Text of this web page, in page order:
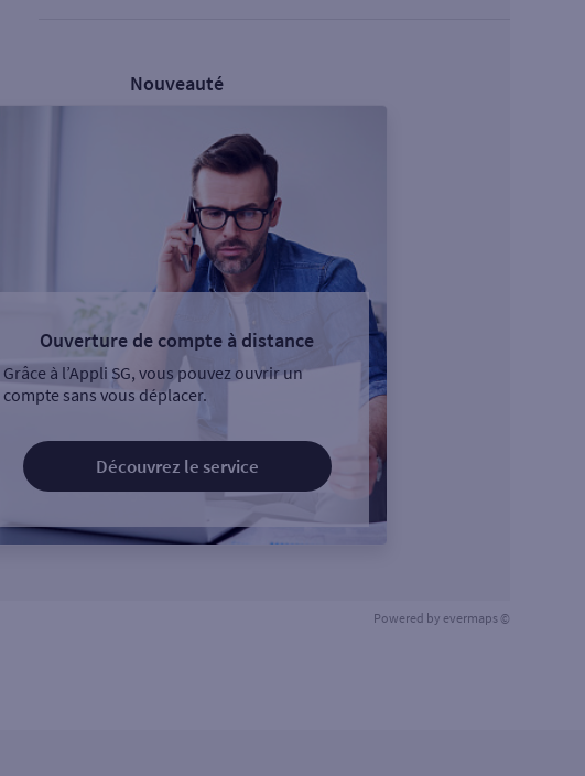
Nouveauté
Ouverture de compte à distance
Grâce à l’Appli SG, vous pouvez ouvrir un
compte sans vous déplacer.
Découvrez le service
Powered by evermaps ©